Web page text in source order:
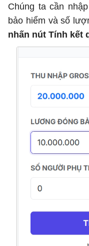
Chúng ta cần
bảo hiểm và số
nhấn nút Tính kết